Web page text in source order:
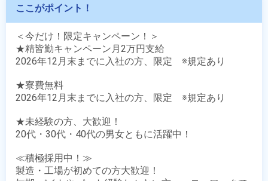
ここがポイント！
＜今だけ！限定キャンペーン！＞
★精皆勤キャンペーン月2万円支給
2026年12月末までに入社の方、限定　※規定あり
★寮費無料
2026年12月末までに入社の方、限定　※規定あり
★未経験の方、大歓迎！
20代・30代・40代の男女ともに活躍中！
≪積極採用中！≫
製造・工場が初めての方大歓迎！